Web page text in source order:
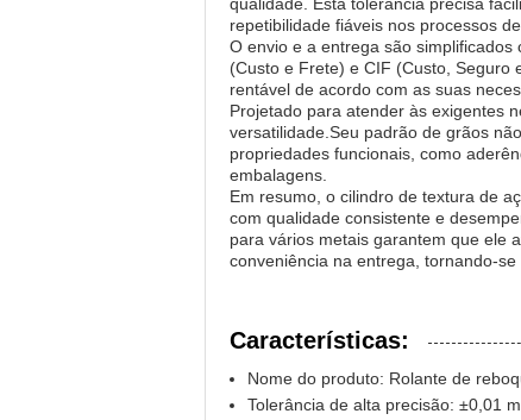
repetibilidade fiáveis nos processos
O envio e a entrega são
(Custo e Frete) e CIF (Custo, Seguro
rentável de acordo com as suas
Projetado para atender às exigentes
versatilidade.Seu padrão de grãos
propriedades funcionais, como
embalagens.
Em resumo, o cilindro de textura de
com qualidade consistente e
para vários metais garantem que ele
conveniência na entrega, tornando-
Características:
Nome do produto: Rolante de
Tolerância de alta precisão: ±0,01